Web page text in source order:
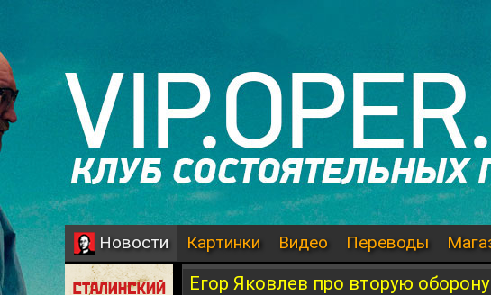
Новости Картинки Видео Переводы
Егор Яковлев про вторую